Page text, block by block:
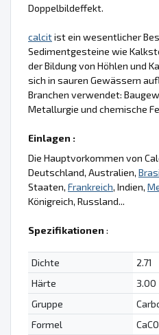
Doppelbildeffekt.
calcitist ein wesentlicher
Sedimentgesteine wie
der Bildung von Höhlen und
sich in sauren Gewässern
Branchen verwendet:
Metallurgie und chemische
Einlagen :
Die Hauptvorkommen von
Deutschland, Australien,
Staaten, Frankreich, Indien,
Königreich, Russland...
Spezifikationen :
Dichte
2.71
Härte
3.00
Gruppe
Formel
CaCO